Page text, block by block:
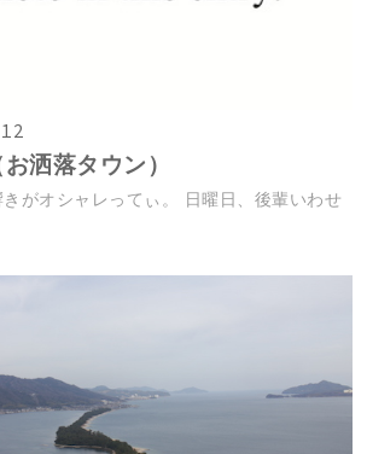
洒落タウン）
がオシャレってぃ。 日曜日、後輩いわせ